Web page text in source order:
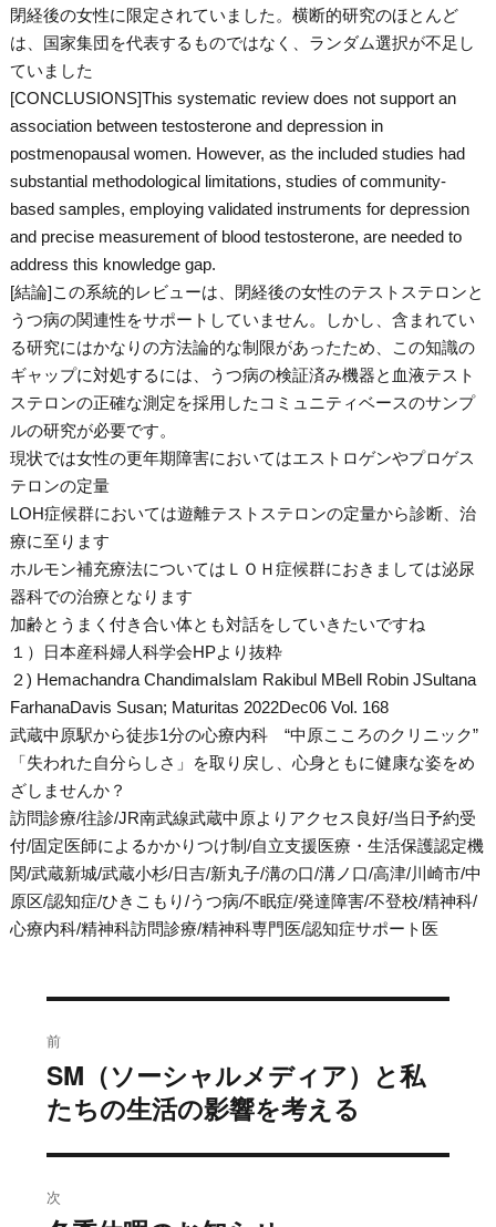
閉経後の女性に限定されていました。横断的研究のほとんど
は、国家集団を代表するものではなく、ランダム選択が不足し
ていました
[CONCLUSIONS]This systematic review does not support an
association between testosterone and depression in
postmenopausal women. However, as the included studies had
substantial methodological limitations, studies of community-
based samples, employing validated instruments for depression
and precise measurement of blood testosterone, are needed to
address this knowledge gap.
[結論]この系統的レビューは、閉経後の女性のテストステロンと
うつ病の関連性をサポートしていません。しかし、含まれてい
る研究にはかなりの方法論的な制限があったため、この知識の
ギャップに対処するには、うつ病の検証済み機器と血液テスト
ステロンの正確な測定を採用したコミュニティベースのサンプ
ルの研究が必要です。
現状では女性の更年期障害においてはエストロゲンやプロゲス
テロンの定量
LOH症候群においては遊離テストステロンの定量から診断、治
療に至ります
ホルモン補充療法についてはＬＯＨ症候群におきましては泌尿
器科での治療となります
加齢とうまく付き合い体とも対話をしていきたいですね
１）日本産科婦人科学会HPより抜粋
２) Hemachandra ChandimaIslam Rakibul MBell Robin JSultana
FarhanaDavis Susan; Maturitas 2022Dec06 Vol. 168
武蔵中原駅から徒歩1分の心療内科 “中原こころのクリニック”
「失われた自分らしさ」を取り戻し、心身ともに健康な姿をめ
ざしませんか？
訪問診療/往診/JR南武線武蔵中原よりアクセス良好/当日予約受
付/固定医師によるかかりつけ制/自立支援医療・生活保護認定機
関/武蔵新城/武蔵小杉/日吉/新丸子/溝の口/溝ノ口/高津/川崎市/中
原区/認知症/ひきこもり/うつ病/不眠症/発達障害/不登校/精神科/
心療内科/精神科訪問診療/精神科専門医/認知症サポート医
稿
ナ
ビ
ゲ
ー
シ
前
過
去
の
投
SM（ソーシャルメディア）と私
たちの生活の影響を考える
次